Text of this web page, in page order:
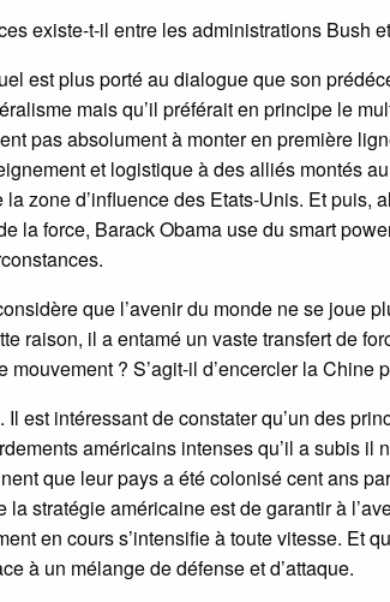
existe-t-il entre les administrations Bush
est plus porté au dialogue que son
mais qu’il préférait en principe le
pas absolument à monter en première
et logistique à des alliés montés
zone d’influence des Etats-Unis. Et
la force, Barack Obama use du smart
que l’avenir du monde ne se joue
raison, il a entamé un vaste transfert de
mouvement ? S’agit-il d’encercler la Chine
Il est intéressant de constater qu’un des
américains intenses qu’il a subis il
que leur pays a été colonisé cent ans
la stratégie américaine est de garantir à
en cours s’intensifie à toute vitesse. Et
à un mélange de défense et d’attaque.